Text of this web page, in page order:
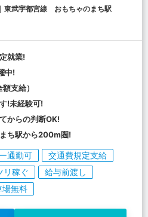
東武宇都宮線 おもちゃのまち駅
就業!
中!
支給）
!未経験可!
からの判断OK!
ち駅から200m圏!
通勤可
交通費規定支給
リ稼ぐ
給与前渡し
場無料